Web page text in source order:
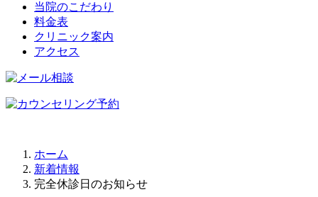
当院のこだわり
料金表
クリニック案内
アクセス
ホーム
新着情報
完全休診日のお知らせ